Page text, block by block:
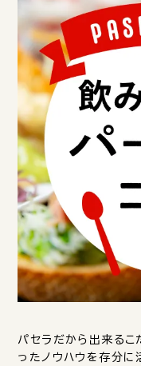
パセラだから出来るこ
ったノウハウを存分に